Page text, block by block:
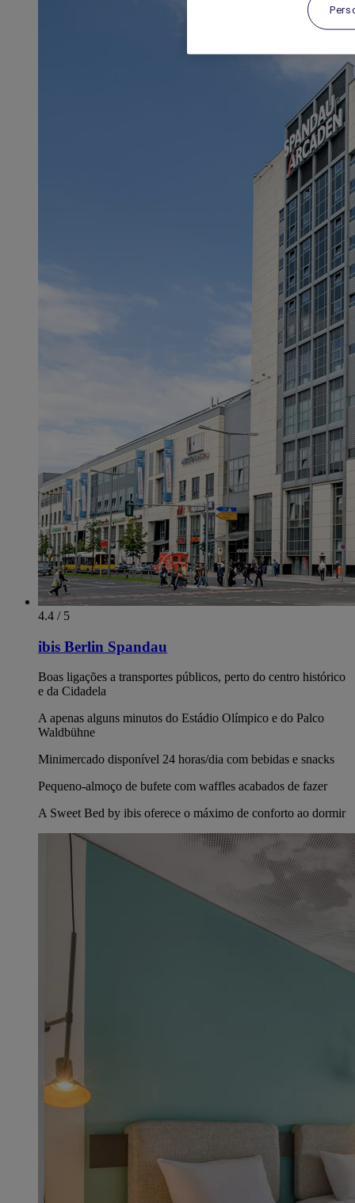
4.4 / 5
ibis Berlin Spandau
Boas ligações a transportes públicos, perto do centro histórico
e da Cidadela
A apenas alguns minutos do Estádio Olímpico e do Palco
Waldbühne
Minimercado disponível 24 horas/dia com bebidas e snacks
Pequeno-almoço de bufete com waffles acabados de fazer
A Sweet Bed by ibis oferece o máximo de conforto ao dormir